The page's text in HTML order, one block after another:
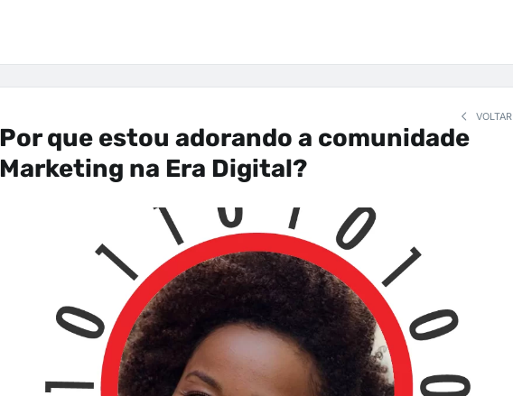
VOLTAR
Por que estou adorando a comunidade
Marketing na Era Digital?